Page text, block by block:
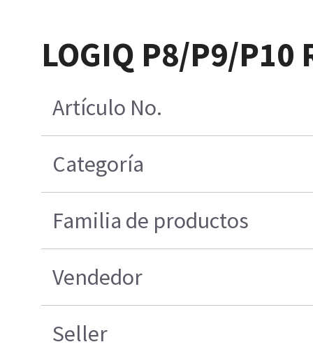
LOGIQ P8/P9/P10
Artículo No.
Categoría
Familia de productos
Vendedor
Seller